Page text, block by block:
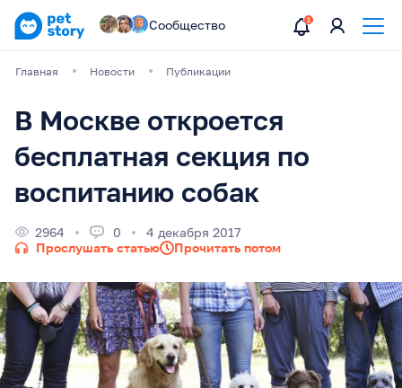
Сообщество
Главная Новости Публикации
В Москве откроется
бесплатная секция по
воспитанию собак
2964 0
4 декабря 2017
Прослушать статью
Прочитать потом